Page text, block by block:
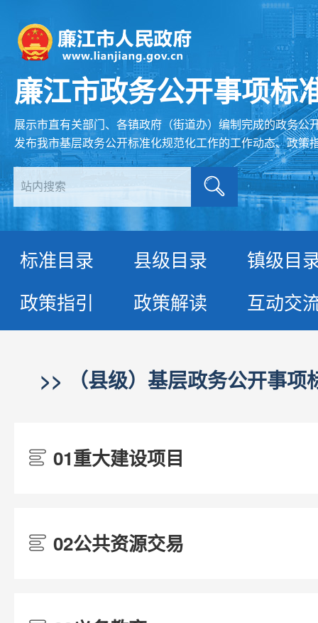
廉江市政务公开事项标
展示市直有关部门、各镇政府（街道办）编制完成的政务公
发布我市基层政务公开标准化规范化工作的工作动态、政策
标准目录 县级目录
镇级目
政策指引
政策解读 互动交
>> （县级）基层政务公开事项
/ 01重大建设项目
/ 02公共资源交易